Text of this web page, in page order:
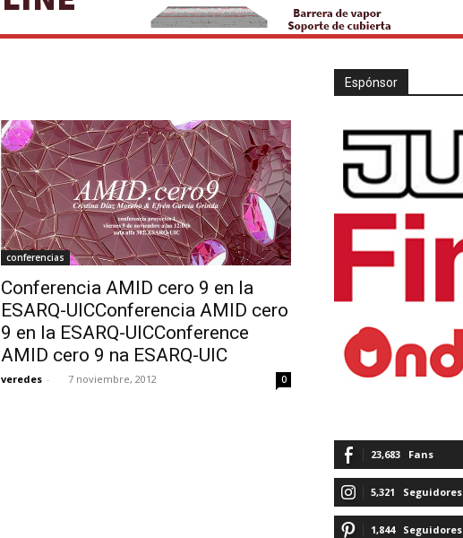
conferencias
Conferencia AMID cero 9 en la
ESARQ-UICConferencia AMID cero
9 en la ESARQ-UICConference
AMID cero 9 na ESARQ-UIC
veredes - 7 noviembre, 2012 0
Espónsor
23,683 Fans
5,321 Seguidores
1,844 Seguidores